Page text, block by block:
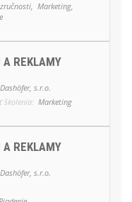
Marketing,
A REKLAMY
s.r.o.
školenia: Marketing
A REKLAMY
s.r.o.